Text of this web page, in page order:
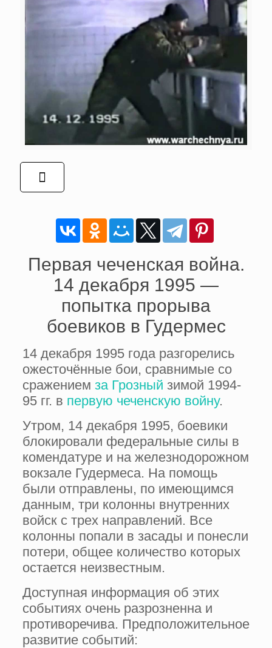
Первая чеченская война.
14 декабря 1995 —
попытка прорыва
боевиков в Гудермес
14 декабря 1995 года разгорелись
ожесточённые бои, сравнимые со
сражением за Грозный зимой 1994-
95 гг. в первую чеченскую войну.
Утром, 14 декабря 1995, боевики
блокировали федеральные силы в
комендатуре и на железнодорожном
вокзале Гудермеса. На помощь
были отправлены, по имеющимся
данным, три колонны внутренних
войск с трех направлений. Все
колонны попали в засады и понесли
потери, общее количество которых
остается неизвестным.
Доступная информация об этих
событиях очень разрозненна и
противоречива. Предположительное
развитие событий: